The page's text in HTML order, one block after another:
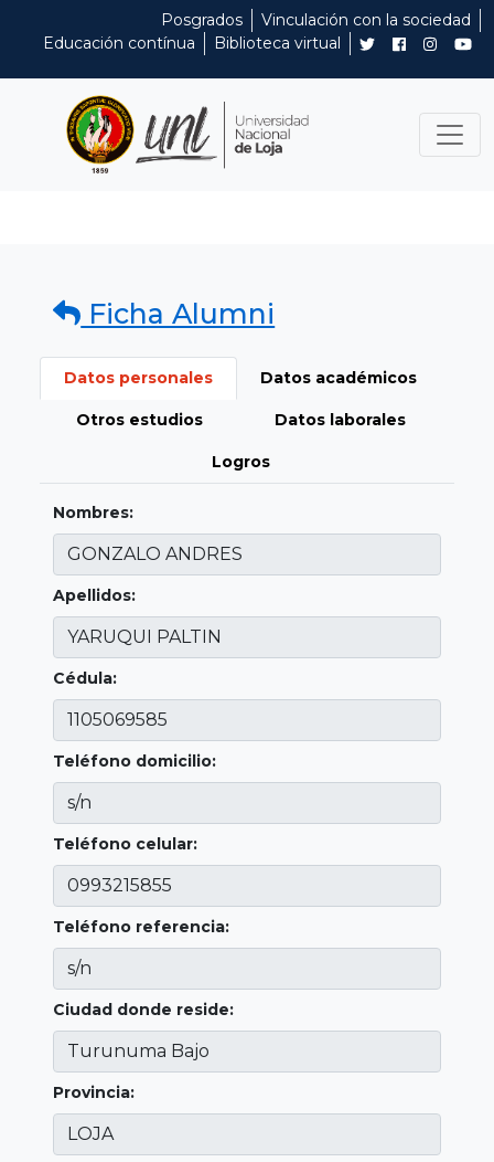
Posgrados
Vinculación con la sociedad
Educación contínua
Biblioteca virtual
Ficha Alumni
Datos personales Datos académicos
Otros estudios Datos laborales
Logros
Nombres:
Apellidos:
Cédula:
Teléfono domicilio:
Teléfono celular:
Teléfono referencia:
Ciudad donde reside:
Provincia: